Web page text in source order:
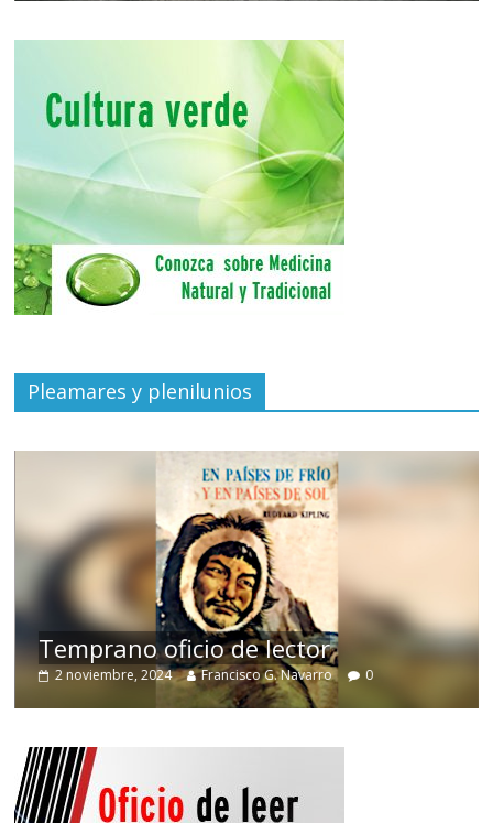
Pleamares y plenilunios
Temprano oficio de lector
2 noviembre, 2024 Francisco G. Navarro 0